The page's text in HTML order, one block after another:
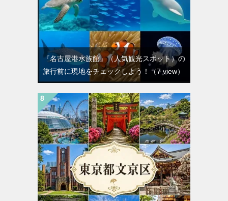
『名古屋港水族館』（人気観光スポット）の
旅行前に現地をチェックしよう！
（7 view）